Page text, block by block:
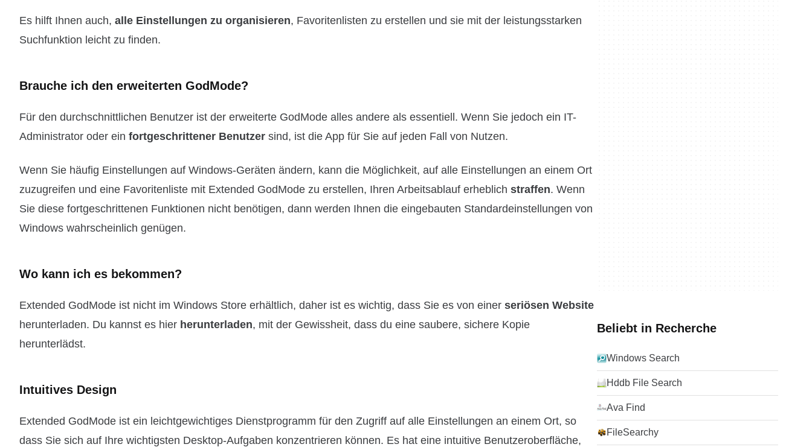
Es hilft Ihnen auch, alle Einstellungen zu organisieren, Favoritenlisten zu erstellen und sie mit der leistungsstarken
Suchfunktion leicht zu finden.
Brauche ich den erweiterten GodMode?
Für den durchschnittlichen Benutzer ist der erweiterte GodMode alles andere als essentiell. Wenn Sie jedoch ein IT-
Administrator oder ein fortgeschrittener Benutzer sind, ist die App für Sie auf jeden Fall von Nutzen.
Wenn Sie häufig Einstellungen auf Windows-Geräten ändern, kann die Möglichkeit, auf alle Einstellungen an einem Ort
zuzugreifen und eine Favoritenliste mit Extended GodMode zu erstellen, Ihren Arbeitsablauf erheblich straffen. Wenn
Sie diese fortgeschrittenen Funktionen nicht benötigen, dann werden Ihnen die eingebauten Standardeinstellungen von
Windows wahrscheinlich genügen.
Wo kann ich es bekommen?
Extended GodMode ist nicht im Windows Store erhältlich, daher ist es wichtig, dass Sie es von einer seriösen Website
herunterladen. Du kannst es hier herunterladen, mit der Gewissheit, dass du eine saubere, sichere Kopie
herunterlädst.
Intuitives Design
Extended GodMode ist ein leichtgewichtiges Dienstprogramm für den Zugriff auf alle Einstellungen an einem Ort, so
dass Sie sich auf Ihre wichtigsten Desktop-Aufgaben konzentrieren können. Es hat eine intuitive Benutzeroberfläche,
Beliebt in Recherche
Windows Search
Hddb File Search
Ava Find
FileSearchy